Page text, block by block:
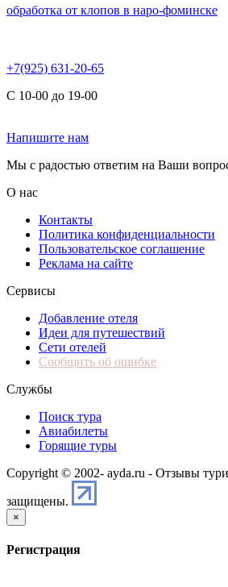
обработка от клопов в наро-фоминске
+7(925) 631-20-65
С 10-00 до 19-00
Напишите нам
Мы с радостью ответим на Ваши
О нас
Контакты
Политика конфиденциальности
Пользовательское соглашение
Реклама на сайте
Сервисы
Добавление отеля
Идеи для путешествий
Сети отелей
Сообщить об ошибке
Службы
Поиск тура
Авиабилеты
Горящие туры
Copyright © 2002- ayda.ru - Отзывы
защищены.
×
Регистрация